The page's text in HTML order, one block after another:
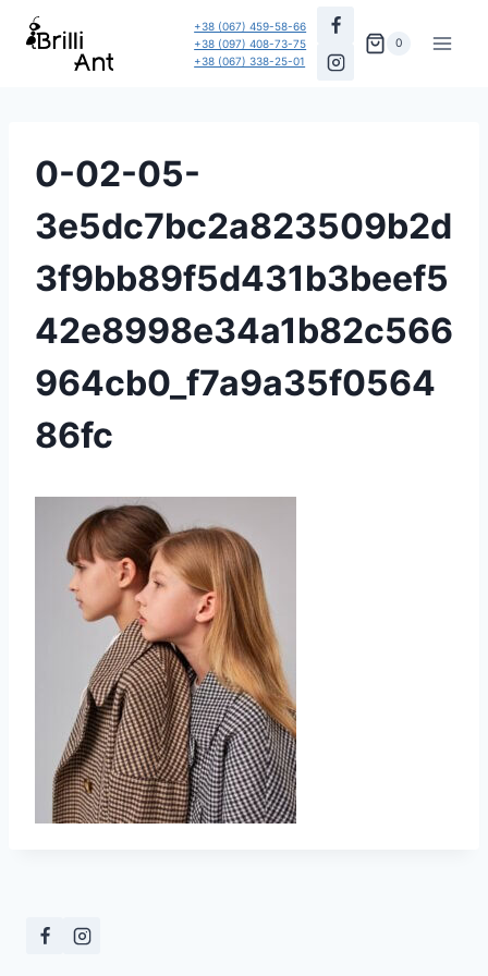
Перейти
+38 (067) 459-58-66
+38 (097) 408-73-75
+38 (067) 338-25-01
0
0-02-05-
3e5dc7bc2a823509b2d
3f9bb89f5d431b3beef5
42e8998e34a1b82c566
964cb0_f7a9a35f0564
86fc